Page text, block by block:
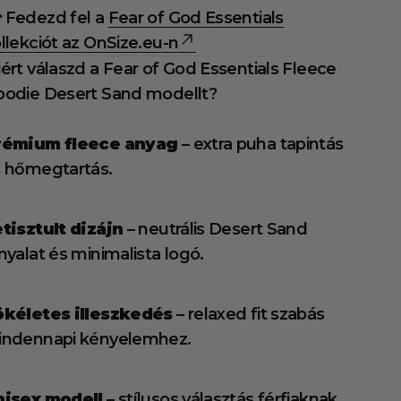
Fedezd fel a Fear of God Essentials
az OnSize.eu-n
válaszd a Fear of God Essentials Fleece
Desert Sand modellt?
fleece anyag – extra puha tapintás
hőmegtartás.
dizájn – neutrális Desert Sand
és minimalista logó.
illeszkedés– relaxed fit szabás
kényelemhez.